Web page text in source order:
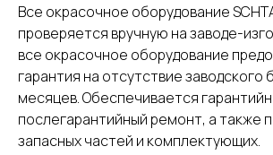
Все окрасочное оборудование
проверяется вручную на заводе-
все окрасочное оборудование
гарантия на отсутствие заводского
месяцев. Обеспечивается
послегарантийный ремонт, а также
запасных частей и комплектующих.